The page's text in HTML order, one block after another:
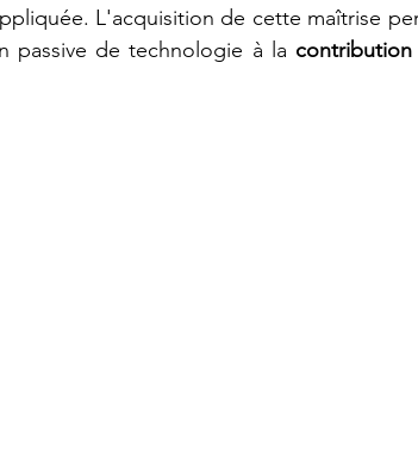
L'acquisition de cette maîtrise
passive de technologie à la contribution